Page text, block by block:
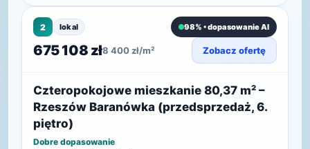
2 lokal 98% • dopasowanie AI
675 108 zł8 400 zł/m² Zobacz ofertę
Czteropokojowe mieszkanie 80,37 m² –
Rzeszów Baranówka (przedsprzedaż, 6.
piętro)
Dobre dopasowanie